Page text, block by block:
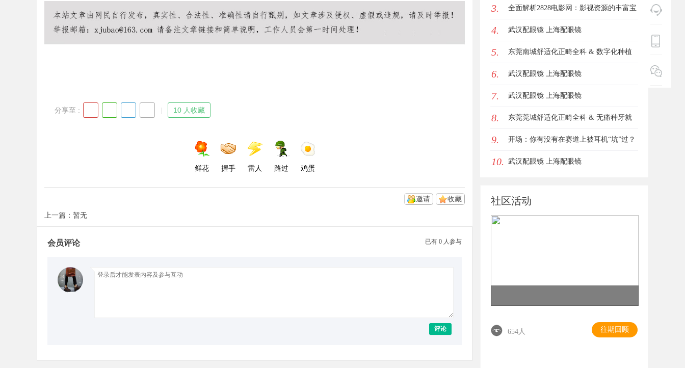
分享至 : 10 人收藏
鲜花 握手 雷人 路过 鸡蛋
收藏
邀请
上一篇：暂无
已有 0 人参与
会员评论
评论
解决方案
3. 全面解析2828电影网：影视资源的丰富宝
库及其使用指南
4. 武汉配眼镜 上海配眼镜
5. 东莞南城舒适化正畸全科 & 数字化种植
诊疗专业指南
6. 武汉配眼镜 上海配眼镜
7. 武汉配眼镜 上海配眼镜
8. 东莞莞城舒适化正畸全科 & 无痛种牙就
诊避坑攻略
9. 开场：你有没有在赛道上被耳机“坑”过？
10. 武汉配眼镜 上海配眼镜
社区活动
654人 往期回顾